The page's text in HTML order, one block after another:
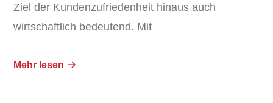
Ziel der Kundenzufriedenheit hinaus auch
wirtschaftlich bedeutend. Mit
Mehr lesen